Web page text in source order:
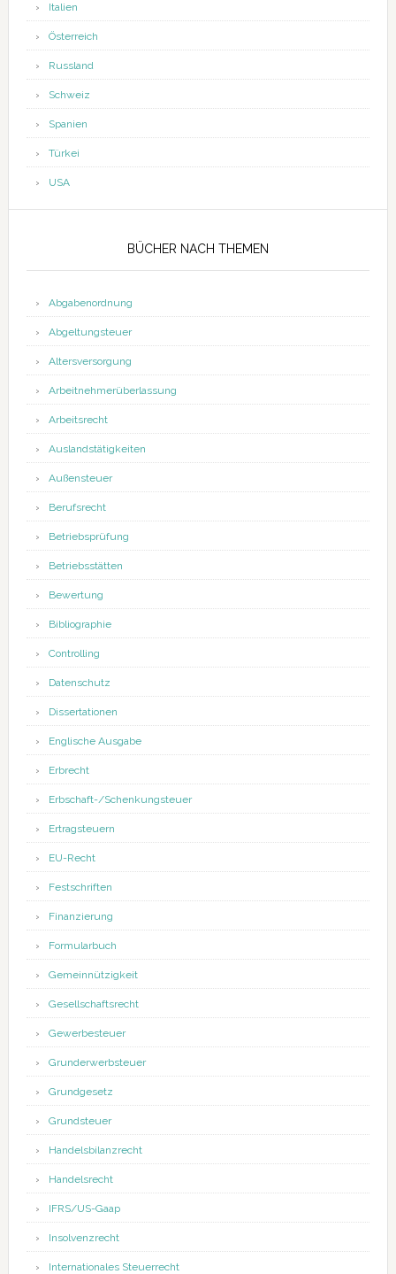
Italien
Österreich
Russland
Schweiz
Spanien
Türkei
USA
BÜCHER NACH THEMEN
Abgabenordnung
Abgeltungsteuer
Altersversorgung
Arbeitnehmerüberlassung
Arbeitsrecht
Auslandstätigkeiten
Außensteuer
Berufsrecht
Betriebsprüfung
Betriebsstätten
Bewertung
Bibliographie
Controlling
Datenschutz
Dissertationen
Englische Ausgabe
Erbrecht
Erbschaft-/Schenkungsteuer
Ertragsteuern
EU-Recht
Festschriften
Finanzierung
Formularbuch
Gemeinnützigkeit
Gesellschaftsrecht
Gewerbesteuer
Grunderwerbsteuer
Grundgesetz
Grundsteuer
Handelsbilanzrecht
Handelsrecht
IFRS/US-Gaap
Insolvenzrecht
Internationales Steuerrecht